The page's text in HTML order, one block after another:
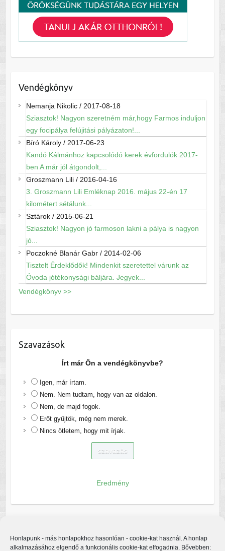
Honlapunk - más honlapokhoz hasonlóan - cookie-kat használ. A honlap
alkalmazásához elgendő a funkcionális cookie-kat elfogadnia. Bővebben:
Vendégkönyv
Nemanja Nikolic/ 2017-08-18
Sziasztok! Nagyon szeretném már,hogy Farmos induljon
egy focipálya felújitási pályázaton!...
Bíró Károly/ 2017-06-23
Kandó Kálmánhoz kapcsolódó kerek évfordulók 2017-
ben A már jól átgondolt,...
Groszmann Lili/ 2016-04-16
3. Groszmann Lili Emléknap 2016. május 22-én 17
kilométert sétálunk...
Sztárok/ 2015-06-21
Sziasztok! Nagyon jó farmoson lakni a pálya is nagyon
jó...
Poczokné Blanár Gabr/ 2014-02-06
Tisztelt Érdeklődők! Mindenkit szeretettel várunk az
Óvoda jótékonysági báljára. Jegyek...
Vendégkönyv >>
Szavazások
Írt már Ön a vendégkönyvbe?
Igen, már írtam.
Nem. Nem tudtam, hogy van az oldalon.
Nem, de majd fogok.
Erőt gyűjtök, még nem merek.
Nincs ötletem, hogy mit írjak.
Eredmény